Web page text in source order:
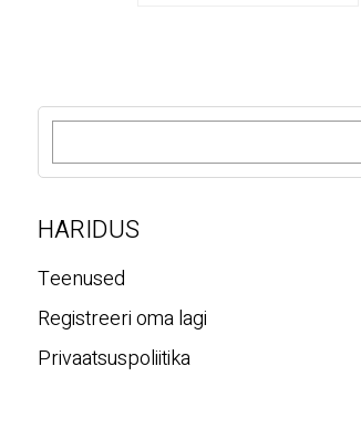
O
s
HARIDUS
Teenused
Registreeri oma lagi
Privaatsuspoliitika